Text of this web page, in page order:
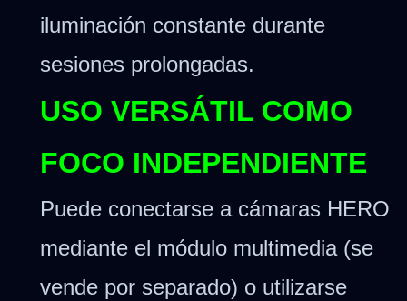
iluminación constante durante
sesiones prolongadas.
USO VERSÁTIL COMO
FOCO INDEPENDIENTE
Puede conectarse a cámaras HERO
mediante el módulo multimedia (se
vende por separado) o utilizarse